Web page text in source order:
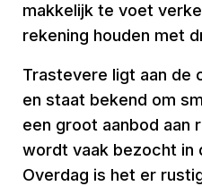
makkelijk te voet
rekening houden met
Trastevere ligt aan de
en staat bekend om
een groot aanbod aan
wordt vaak bezocht in
Overdag is het er